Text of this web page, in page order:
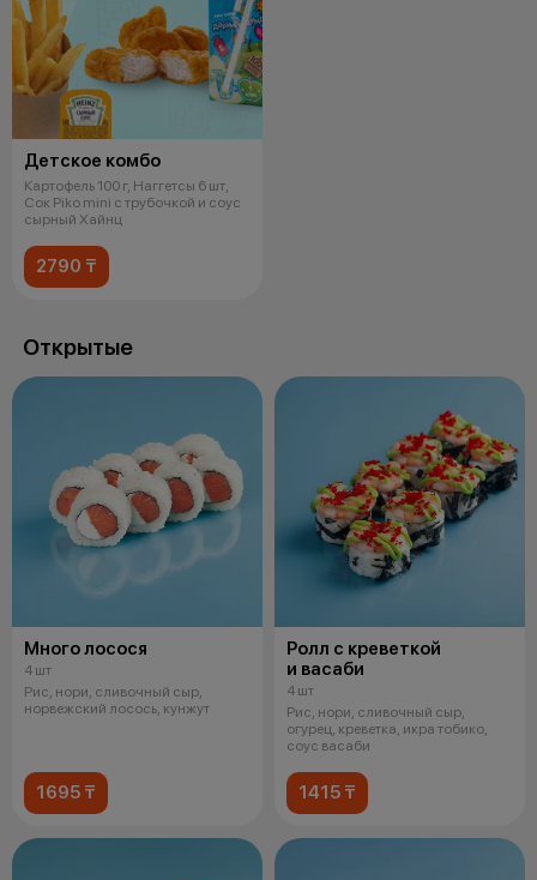
Детское комбо
Картофель 100 г, Наггетсы 6 шт,
Сок Piko mini с трубочкой и соус
сырный Хайнц
2790 ₸
Открытые
Много лосося
4 шт
Рис, нори, сливочный сыр,
норвежский лосось, кунжут
1695 ₸
Ролл с креветкой
и васаби
4 шт
Рис, нори, сливочный сыр,
огурец, креветка, икра тобико,
соус васаби
1415 ₸